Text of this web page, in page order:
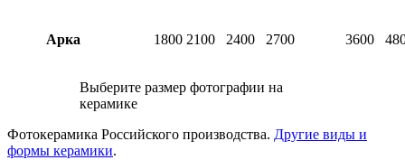
Арка 1800 2100 2400 2700 3600
Выберите размер фотографии на
керамике
Фотокерамика Российского производства. Другие виды и
формы керамики.